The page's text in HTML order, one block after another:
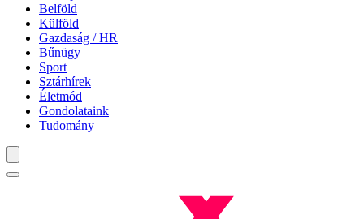
Belföld
Külföld
Gazdaság / HR
Bűnügy
Sport
Sztárhírek
Életmód
Gondolataink
Tudomány